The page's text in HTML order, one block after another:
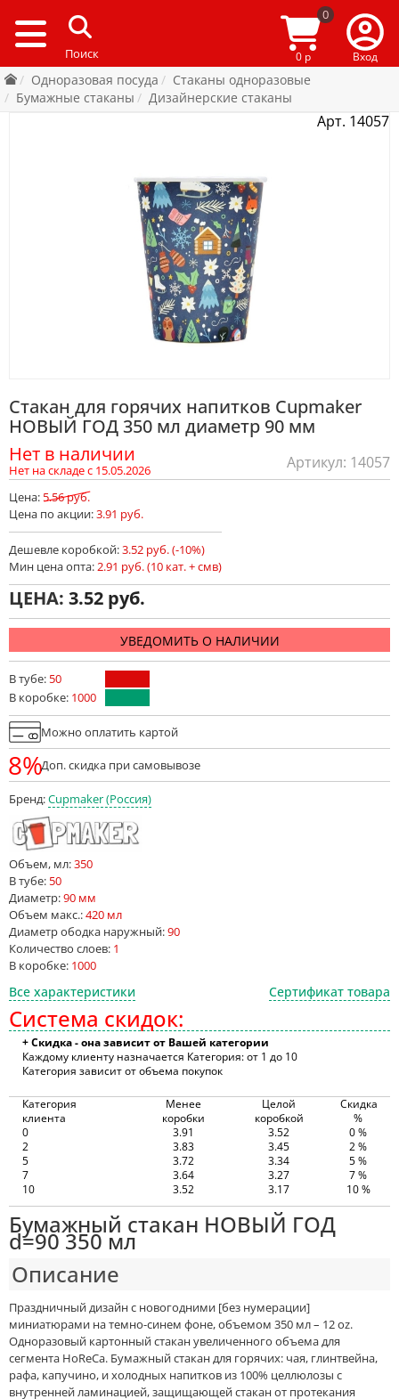
0
0 р Вход
Одноразовая посуда
Стаканы одноразовые
Бумажные стаканы
Дизайнерские стаканы
Арт. 14057
Стакан для горячих напитков Cupmaker
НОВЫЙ ГОД 350 мл диаметр 90 мм
Нет в наличии
Нет на складе с 15.05.2026 Артикул: 14057
Цена: 5.56 руб.
Цена по акции:3.91 руб.
Дешевле коробкой:3.52 руб. (-10%)
Мин цена опта:2.91 руб. (10 кат. + смв)
ЦЕНА: 3.52
УВЕДОМИТЬ О НАЛИЧИИ
В тубе: 50
В коробке: 1000
Можно оплатить картой
8%Доп. скидка при самовывозе
Бренд:Cupmaker (Россия)
Объем, мл:350
В тубе: 50
Диаметр:90 мм
Объем макс.:420 мл
Диаметр ободка наружный:90
Количество слоев: 1
В коробке: 1000
Все характеристики Сертификат товара
Система скидок:
+ Скидка - она зависит от Вашей категории
Каждому клиенту назначается Категория: от 1 до 10
Категория зависит от объема покупок
Категория
клиента
Менее
коробки
Целой
коробкой
Скидка
%
0
3.91 3.52
0 %
2
3.83 3.45
2 %
5
3.72 3.34
5 %
7
3.64 3.27
7 %
10
3.52 3.17 10 %
Бумажный стакан НОВЫЙ ГОД
d=90 350 мл
Описание
Праздничный дизайн с новогодними [без нумерации]
миниатюрами на темно-синем фоне, объемом 350 мл – 12 oz.
Одноразовый картонный стакан увеличенного объема для
сегмента HoReCa. Бумажный стакан для горячих: чая, глинтвейна,
рафа, капучино, и холодных напитков из 100% целлюлозы с
внутренней ламинацией, защищающей стакан от протекания